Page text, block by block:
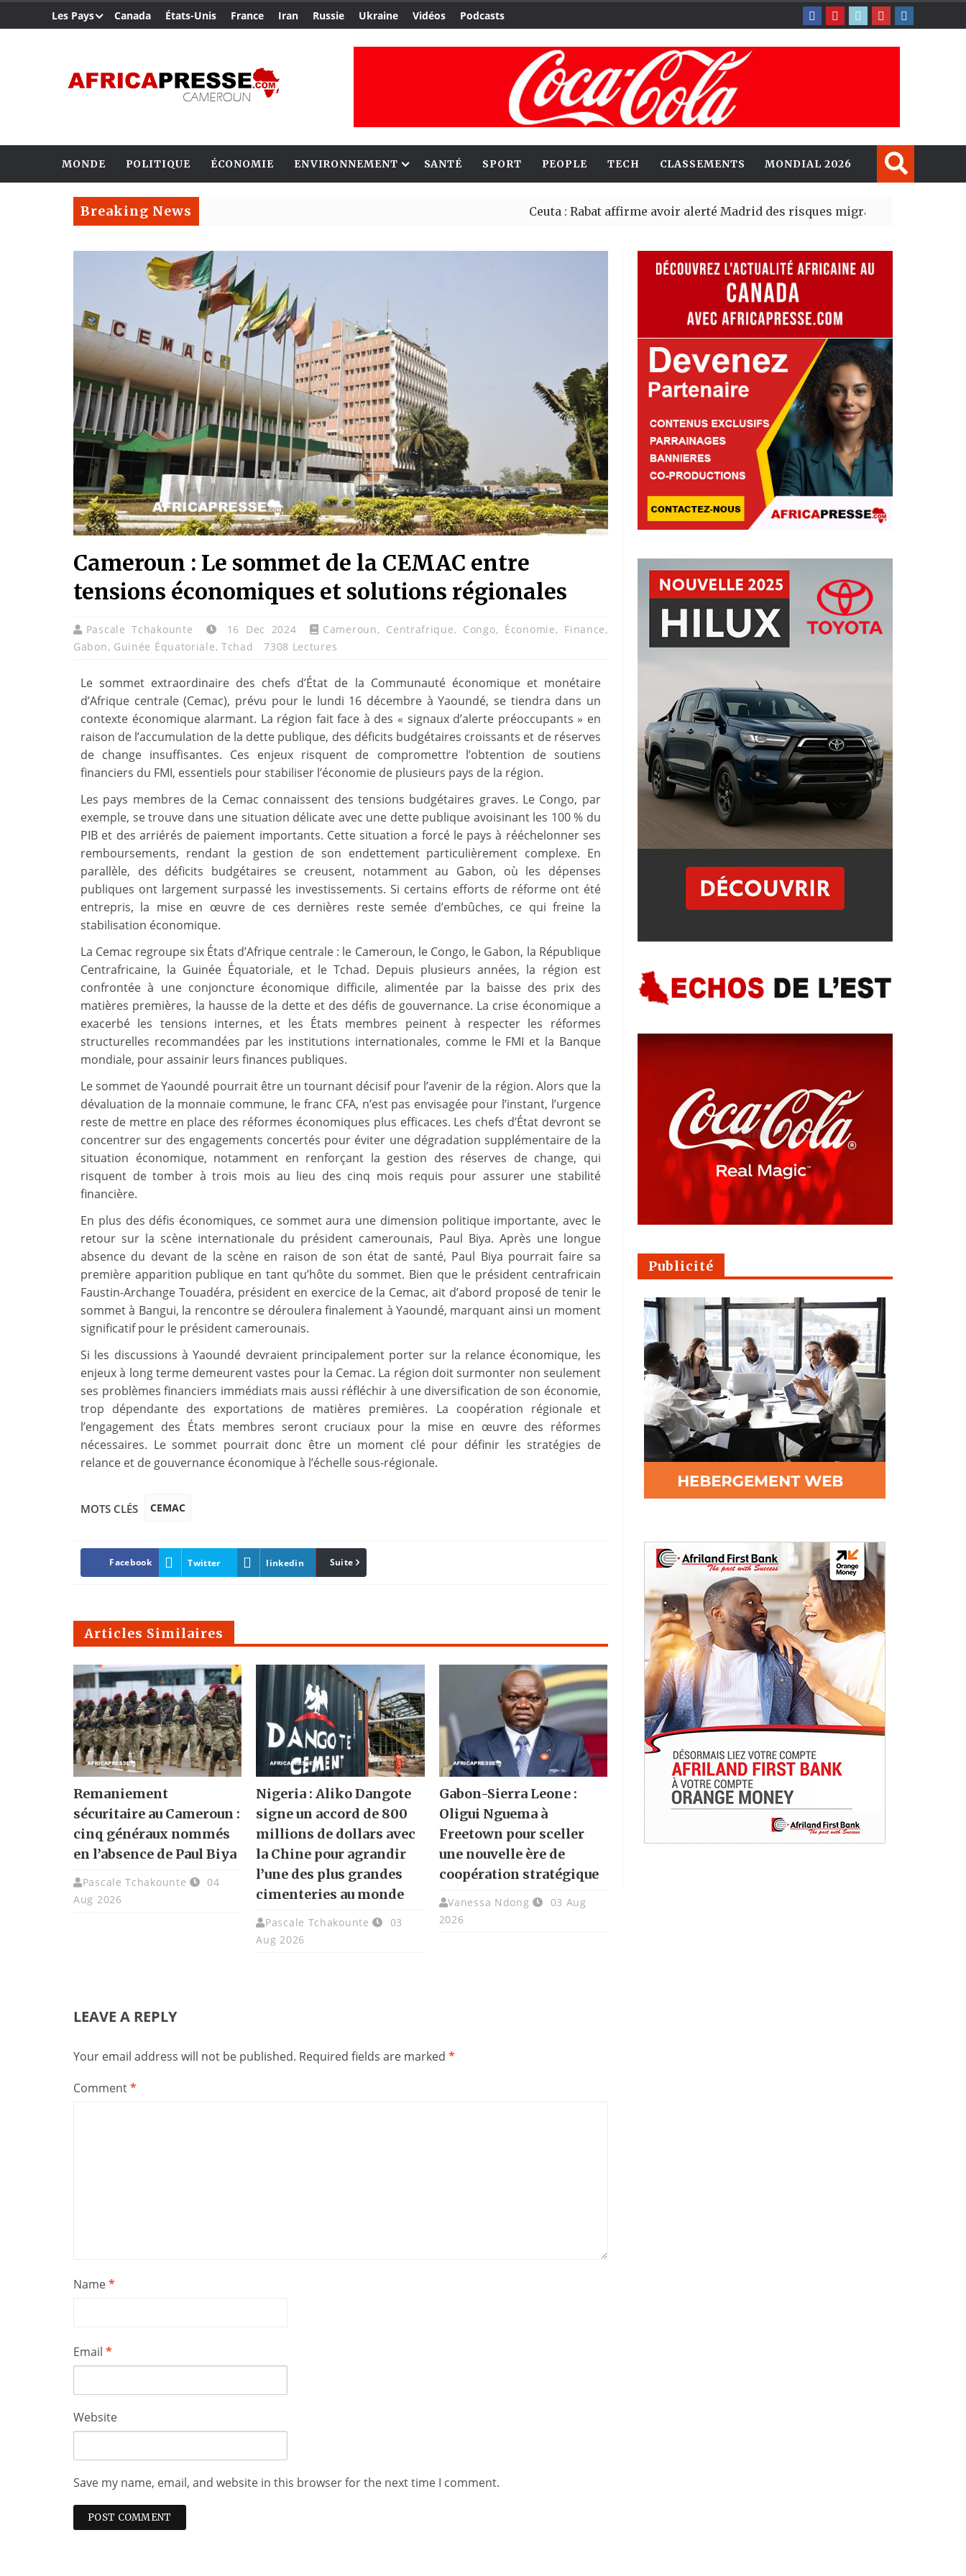
Les Pays Canada États-Unis France Iran Russie Ukraine Vidéos Podcasts
MONDE POLITIQUE ÉCONOMIE ENVIRONNEMENT SANTÉ SPORT PEOPLE TECH CLASSEMENTS MONDIAL 2026
Breaking News Ceuta : Rabat affirme avoir alerté Madrid des risques migratoires dès juillet
Cameroun : Le sommet de la CEMAC entre
tensions économiques et solutions régionales
Pascale Tchakounte 16 Dec 2024 Cameroun, Centrafrique, Congo, Économie, Finance,
Gabon, Guinée Équatoriale, Tchad 7308 Lectures
Le sommet extraordinaire des chefs d’État de la Communauté économique et monétaire
d’Afrique centrale (Cemac), prévu pour le lundi 16 décembre à Yaoundé, se tiendra dans un
contexte économique alarmant. La région fait face à des « signaux d’alerte préoccupants » en
raison de l’accumulation de la dette publique, des déficits budgétaires croissants et de réserves
de change insuffisantes. Ces enjeux risquent de compromettre l’obtention de soutiens
financiers du FMI, essentiels pour stabiliser l’économie de plusieurs pays de la région.
Les pays membres de la Cemac connaissent des tensions budgétaires graves. Le Congo, par
exemple, se trouve dans une situation délicate avec une dette publique avoisinant les 100 % du
PIB et des arriérés de paiement importants. Cette situation a forcé le pays à rééchelonner ses
remboursements, rendant la gestion de son endettement particulièrement complexe. En
parallèle, des déficits budgétaires se creusent, notamment au Gabon, où les dépenses
publiques ont largement surpassé les investissements. Si certains efforts de réforme ont été
entrepris, la mise en œuvre de ces dernières reste semée d’embûches, ce qui freine la
stabilisation économique.
La Cemac regroupe six États d’Afrique centrale : le Cameroun, le Congo, le Gabon, la République
Centrafricaine, la Guinée Équatoriale, et le Tchad. Depuis plusieurs années, la région est
confrontée à une conjoncture économique difficile, alimentée par la baisse des prix des
matières premières, la hausse de la dette et des défis de gouvernance. La crise économique a
exacerbé les tensions internes, et les États membres peinent à respecter les réformes
structurelles recommandées par les institutions internationales, comme le FMI et la Banque
mondiale, pour assainir leurs finances publiques.
Le sommet de Yaoundé pourrait être un tournant décisif pour l’avenir de la région. Alors que la
dévaluation de la monnaie commune, le franc CFA, n’est pas envisagée pour l’instant, l’urgence
reste de mettre en place des réformes économiques plus efficaces. Les chefs d’État devront se
concentrer sur des engagements concertés pour éviter une dégradation supplémentaire de la
situation économique, notamment en renforçant la gestion des réserves de change, qui
risquent de tomber à trois mois au lieu des cinq mois requis pour assurer une stabilité
financière.
En plus des défis économiques, ce sommet aura une dimension politique importante, avec le
retour sur la scène internationale du président camerounais, Paul Biya. Après une longue
absence du devant de la scène en raison de son état de santé, Paul Biya pourrait faire sa
première apparition publique en tant qu’hôte du sommet. Bien que le président centrafricain
Faustin-Archange Touadéra, président en exercice de la Cemac, ait d’abord proposé de tenir le
sommet à Bangui, la rencontre se déroulera finalement à Yaoundé, marquant ainsi un moment
significatif pour le président camerounais.
Si les discussions à Yaoundé devraient principalement porter sur la relance économique, les
enjeux à long terme demeurent vastes pour la Cemac. La région doit surmonter non seulement
ses problèmes financiers immédiats mais aussi réfléchir à une diversification de son économie,
trop dépendante des exportations de matières premières. La coopération régionale et
l’engagement des États membres seront cruciaux pour la mise en œuvre des réformes
nécessaires. Le sommet pourrait donc être un moment clé pour définir les stratégies de
relance et de gouvernance économique à l’échelle sous-régionale.
MOTS CLÉS CEMAC
Facebook Twitter linkedin Pinterest
Suite
Articles Similaires
Remaniement
sécuritaire au Cameroun :
cinq généraux nommés
en l’absence de Paul Biya
Pascale Tchakounte
04
Aug 2026
Nigeria : Aliko Dangote
signe un accord de 800
millions de dollars avec
la Chine pour agrandir
l’une des plus grandes
cimenteries au monde
Pascale Tchakounte
03
Aug 2026
Gabon-Sierra Leone :
Oligui Nguema à
Freetown pour sceller
une nouvelle ère de
coopération stratégique
Vanessa Ndong
03 Aug
2026
LEAVE A REPLY
Your email address will not be published. Required fields are marked *
Comment*
Name*
Email *
Website
Save my name, email, and website in this browser for the next time I comment.
Publicité